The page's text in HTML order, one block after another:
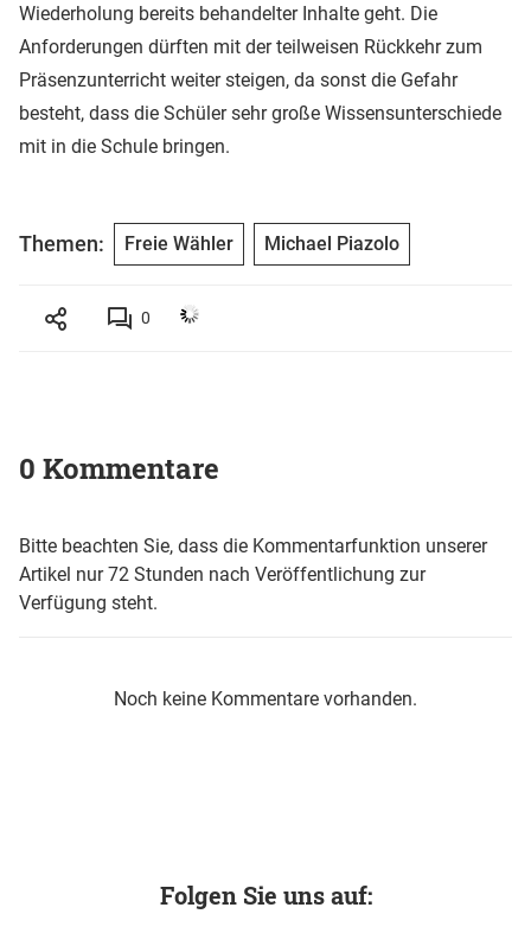
Wiederholung bereits behandelter Inhalte geht. Die
Anforderungen dürften mit der teilweisen Rückkehr zum
Präsenzunterricht weiter steigen, da sonst die Gefahr
besteht, dass die Schüler sehr große Wissensunterschiede
mit in die Schule bringen.
Themen: Freie Wähler Michael Piazolo
0
0 Kommentare
Bitte beachten Sie, dass die Kommentarfunktion unserer
Artikel nur 72 Stunden nach Veröffentlichung zur
Verfügung steht.
Noch keine Kommentare vorhanden.
Folgen Sie uns auf: